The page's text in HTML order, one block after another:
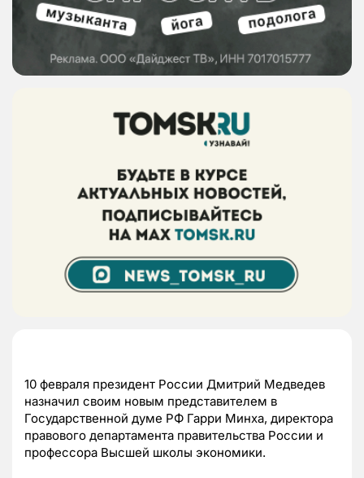
10 февраля президент России Дмитрий Медведев
назначил своим новым представителем в
Государственной думе РФ Гарри Минха, директора
правового департамента правительства России и
профессора Высшей школы экономики.